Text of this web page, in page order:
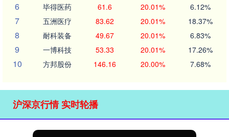
6 毕得医药 61.6 20.01% 6.12%
7 五洲医疗 83.62 20.01% 18.37%
8 耐科装备 49.67 20.01% 6.83%
9 一博科技 53.33 20.01% 17.26%
10 方邦股份 146.16 20.00% 7.68%
沪深京行情 实时轮播